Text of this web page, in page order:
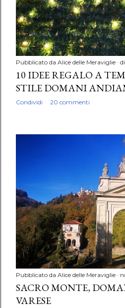
Pubblicato da Alice delle Meraviglie
10 IDEE REGALO A
STILE DOMANI
Condividi 20 commenti
Pubblicato da Alice delle Meraviglie
SACRO MONTE,
VARESE